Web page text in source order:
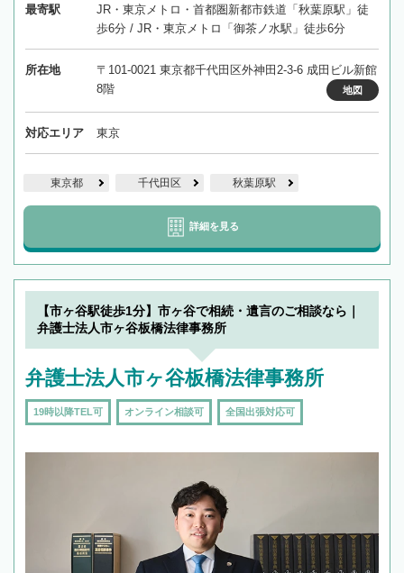
最寄駅
JR・東京メトロ・首都圏新都市鉄道「秋葉原駅」徒
歩6分 / JR・東京メトロ「御茶ノ水駅」徒歩6分
所在地
〒101-0021 東京都千代田区外神田2-3-6 成田ビル新館
8階
地図
対応エリア 東京
東京都 千代田区 秋葉原駅
詳細を見る
【市ヶ谷駅徒歩1分】市ヶ谷で相続・遺言のご相談なら｜
弁護士法人市ヶ谷板橋法律事務所
弁護士法人市ヶ谷板橋法律事務所
19時以降TEL可 オンライン相談可 全国出張対応可